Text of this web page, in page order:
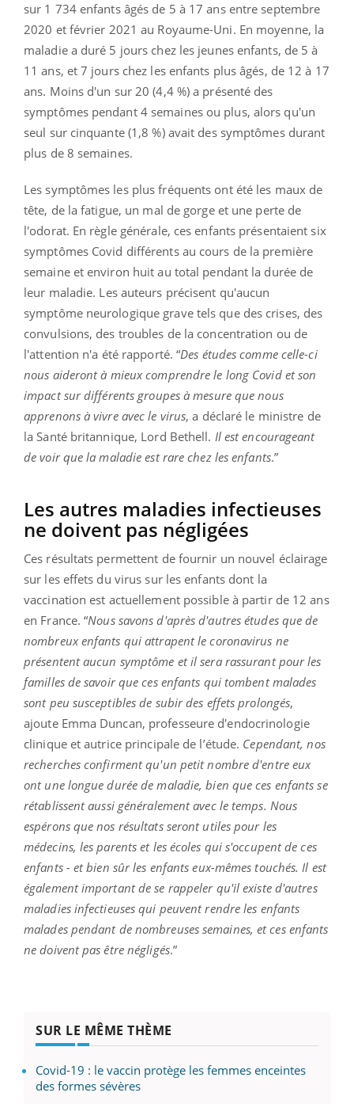
sur 1 734 enfants âgés de 5 à 17 ans entre septembre
2020 et février 2021 au Royaume-Uni. En moyenne, la
maladie a duré 5 jours chez les jeunes enfants, de 5 à
11 ans, et 7 jours chez les enfants plus âgés, de 12 à 17
ans. Moins d'un sur 20 (4,4 %) a présenté des
symptômes pendant 4 semaines ou plus, alors qu'un
seul sur cinquante (1,8 %) avait des symptômes durant
plus de 8 semaines.
Les symptômes les plus fréquents ont été les maux de
tête, de la fatigue, un mal de gorge et une perte de
l'odorat. En règle générale, ces enfants présentaient six
symptômes Covid différents au cours de la première
semaine et environ huit au total pendant la durée de
leur maladie. Les auteurs précisent qu'aucun
symptôme neurologique grave tels que des crises, des
convulsions, des troubles de la concentration ou de
l'attention n'a été rapporté. “Des études comme celle-ci
nous aideront à mieux comprendre le long Covid et son
impact sur différents groupes à mesure que nous
apprenons à vivre avec le virus, a déclaré le ministre de
la Santé britannique, Lord Bethell. Il est encourageant
de voir que la maladie est rare chez les enfants.”
Les autres maladies infectieuses
ne doivent pas négligées
Ces résultats permettent de fournir un nouvel éclairage
sur les effets du virus sur les enfants dont la
vaccination est actuellement possible à partir de 12 ans
en France. “Nous savons d'après d'autres études que de
nombreux enfants qui attrapent le coronavirus ne
présentent aucun symptôme et il sera rassurant pour les
familles de savoir que ces enfants qui tombent malades
sont peu susceptibles de subir des effets prolongés,
ajoute Emma Duncan, professeure d'endocrinologie
clinique et autrice principale de l’étude. Cependant, nos
recherches confirment qu'un petit nombre d'entre eux
ont une longue durée de maladie, bien que ces enfants se
rétablissent aussi généralement avec le temps. Nous
espérons que nos résultats seront utiles pour les
médecins, les parents et les écoles qui s'occupent de ces
enfants - et bien sûr les enfants eux-mêmes touchés. Il est
également important de se rappeler qu'il existe d'autres
maladies infectieuses qui peuvent rendre les enfants
malades pendant de nombreuses semaines, et ces enfants
ne doivent pas être négligés.”
SUR LE MÊME THÈME
Covid-19 : le vaccin protège les femmes enceintes
des formes sévères